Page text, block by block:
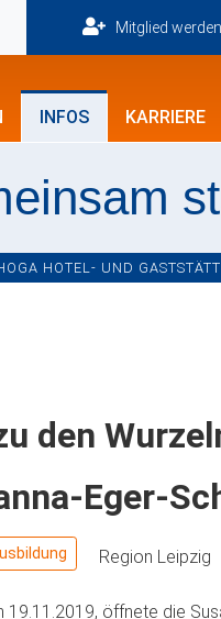
Mitglied werden
INFOS KARRIERE
HOTEL- UND
den
Eger-
Region Leipzig
19.11.2019, öffnete die